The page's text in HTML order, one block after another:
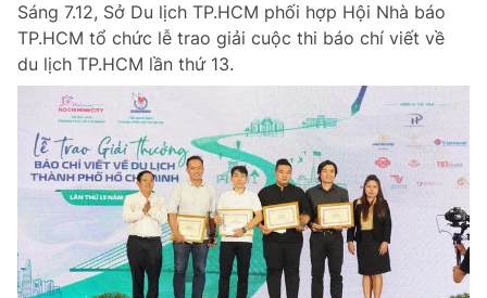
Sáng 7.12, Sở Du lịch TP.HCM phối hợp Hội Nhà báo
TP.HCM tổ chức lễ trao giải cuộc thi báo chí viết về
du lịch TP.HCM lần thứ 13.